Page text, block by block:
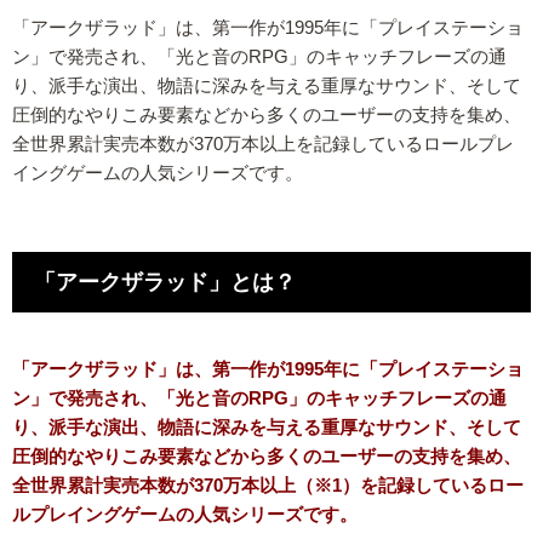
「アークザラッド」は、第一作が1995年に「プレイステーショ
ン」で発売され、「光と音のRPG」のキャッチフレーズの通
り、派手な演出、物語に深みを与える重厚なサウンド、そして
圧倒的なやりこみ要素などから多くのユーザーの支持を集め、
全世界累計実売本数が370万本以上を記録しているロールプレ
イングゲームの人気シリーズです。
「アークザラッド」とは？
「アークザラッド」は、第一作が1995年に「プレイステーショ
ン」で発売され、「光と音のRPG」のキャッチフレーズの通
り、派手な演出、物語に深みを与える重厚なサウンド、そして
圧倒的なやりこみ要素などから多くのユーザーの支持を集め、
全世界累計実売本数が370万本以上（※1）を記録しているロー
ルプレイングゲームの人気シリーズです。